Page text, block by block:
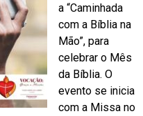
a “Caminhada
com a Bíblia na
Mão”, para
celebrar o Mês
da Bíblia. O
evento se inicia
com a Missa no